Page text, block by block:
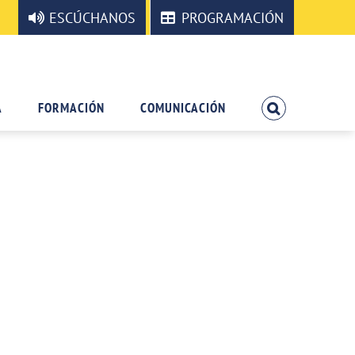
ESCÚCHANOS PROGRAMACIÓN
FORMACIÓN COMUNICACIÓN